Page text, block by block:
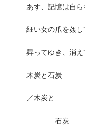
あす、記憶は自
細い女の爪を姦
昇ってゆき、消
木炭と石炭
／木炭と
石炭